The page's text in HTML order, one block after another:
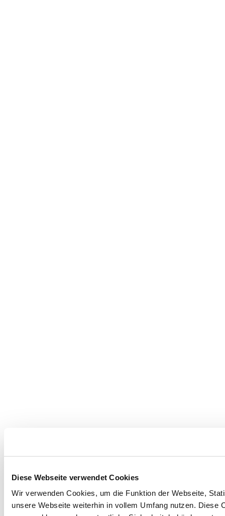
Diese Webseite verwendet Cookies
Wir verwenden Cookies, um die Funktion der Webseite,
unsere Webseite weiterhin in vollem Umfang nutzen.